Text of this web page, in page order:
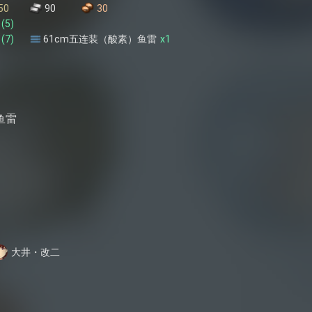
90
30
(5)
(7) 61cm五连装（酸素）鱼雷 x1
雷
大井・改二